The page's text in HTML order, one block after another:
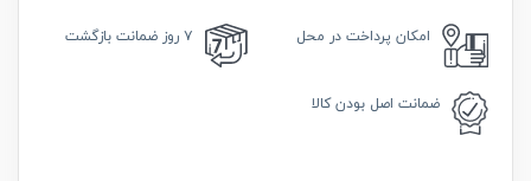
امکان پرداخت در محل ۷ روز ضمانت بازگشت
ضمانت اصل بودن کالا